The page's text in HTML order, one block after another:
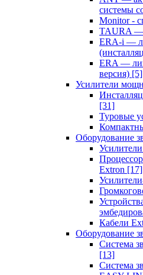
системы
Monitor -
TAURA —
ERA-i —
ERA —
версия) [5]
Усилители
[31]
Туровые
Оборудование
Extron [17]
Кабели
Оборудование
Система
[13]
Система